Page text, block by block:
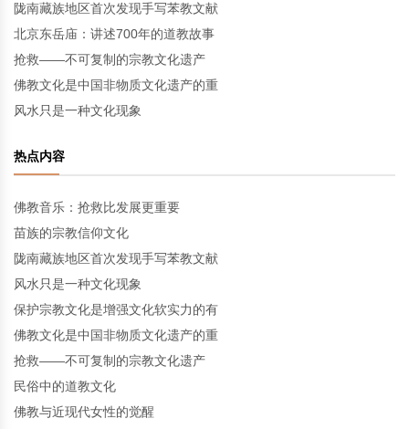
陇南藏族地区首次发现手写苯教文献
北京东岳庙：讲述700年的道教故事
抢救——不可复制的宗教文化遗产
佛教文化是中国非物质文化遗产的重
风水只是一种文化现象
热点内容
佛教音乐：抢救比发展更重要
苗族的宗教信仰文化
陇南藏族地区首次发现手写苯教文献
风水只是一种文化现象
保护宗教文化是增强文化软实力的有
佛教文化是中国非物质文化遗产的重
抢救——不可复制的宗教文化遗产
民俗中的道教文化
佛教与近现代女性的觉醒